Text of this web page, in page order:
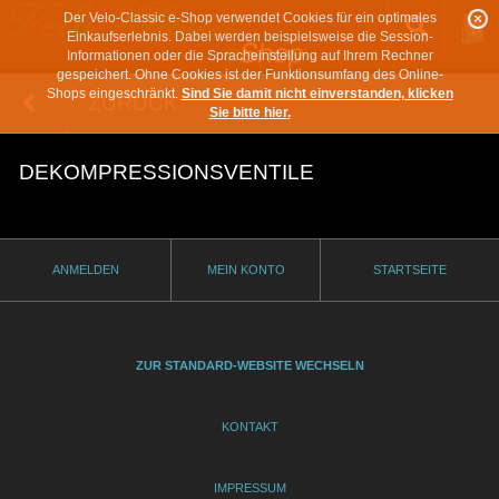
Der Velo-Classic e-Shop verwendet Cookies für ein optimales
Einkaufserlebnis. Dabei werden beispielsweise die Session-
Informationen oder die Spracheinstellung auf Ihrem Rechner
gespeichert. Ohne Cookies ist der Funktionsumfang des Online-
Shops eingeschränkt. Sind Sie damit nicht einverstanden, klicken
Sie bitte hier.
ZURÜCK
DEKOMPRESSIONSVENTILE
ANMELDEN MEIN KONTO STARTSEITE
ZUR STANDARD-WEBSITE WECHSELN
KONTAKT
IMPRESSUM